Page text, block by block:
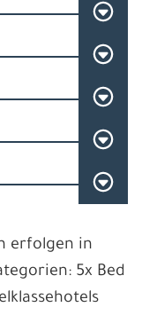
erfolgen in
5x Bed